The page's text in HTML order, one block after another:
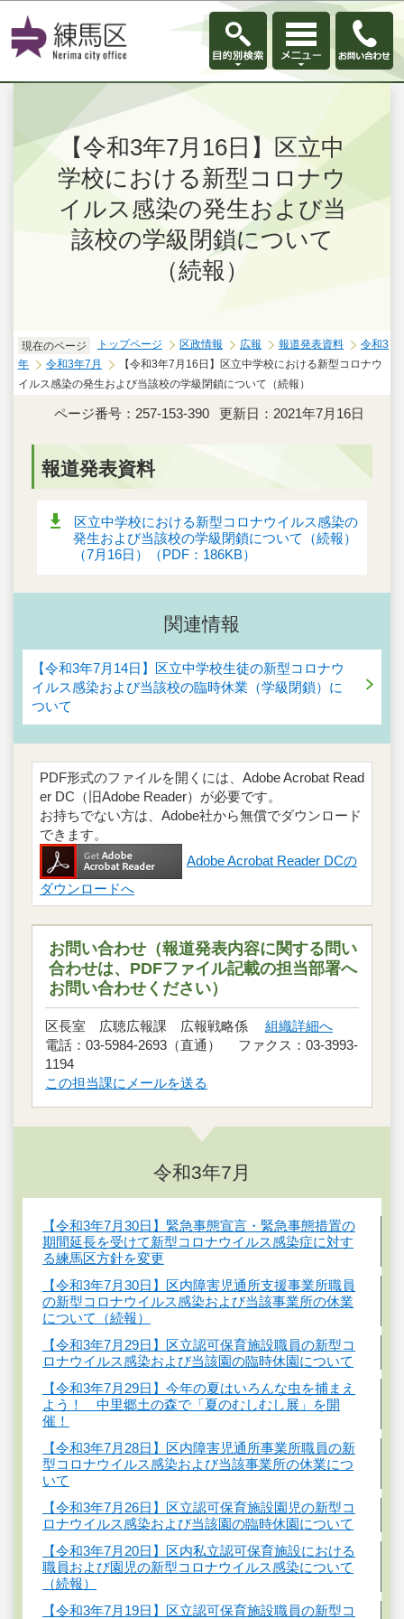
このページの本文へ移動
【令和3年7月16日】区立中
学校における新型コロナウ
イルス感染の発生および当
該校の学級閉鎖について
（続報）
現在のページ トップページ 区政情報 広報 報道発表資料
令和3
年
令和3年7月
【令和3年7月16日】区立中学校における新型コロナウ
イルス感染の発生および当該校の学級閉鎖について（続報）
ページ番号：257-153-390 更新日：2021年7月16日
報道発表資料
区立中学校における新型コロナウイルス感染の
発生および当該校の学級閉鎖について（続報）
（7月16日）（PDF：186KB）
関連情報
【令和3年7月14日】区立中学校生徒の新型コロナウ
イルス感染および当該校の臨時休業（学級閉鎖）に
ついて
PDF形式のファイルを開くには、Adobe Acrobat Read
er DC（旧Adobe Reader）が必要です。
お持ちでない方は、Adobe社から無償でダウンロード
できます。
Adobe Acrobat Reader DCの
ダウンロードへ
お問い合わせ（報道発表内容に関する問い
合わせは、PDFファイル記載の担当部署へ
お問い合わせください）
区長室 広聴広報課 広報戦略係 組織詳細へ
電話：03-5984-2693（直通） ファクス：03-3993-
1194
この担当課にメールを送る
令和3年7月
【令和3年7月30日】緊急事態宣言・緊急事態措置の
期間延長を受けて新型コロナウイルス感染症に対す
る練馬区方針を変更
【令和3年7月30日】区内障害児通所支援事業所職員
の新型コロナウイルス感染および当該事業所の休業
について（続報）
【令和3年7月29日】区立認可保育施設職員の新型コ
ロナウイルス感染および当該園の臨時休園について
【令和3年7月29日】今年の夏はいろんな虫を捕まえ
よう！ 中里郷土の森で「夏のむしむし展」を開
催！
【令和3年7月28日】区内障害児通所事業所職員の新
型コロナウイルス感染および当該事業所の休業につ
いて
【令和3年7月26日】区立認可保育施設園児の新型コ
ロナウイルス感染および当該園の臨時休園について
【令和3年7月20日】区内私立認可保育施設における
職員および園児の新型コロナウイルス感染について
（続報）
【令和3年7月19日】区立認可保育施設職員の新型コ